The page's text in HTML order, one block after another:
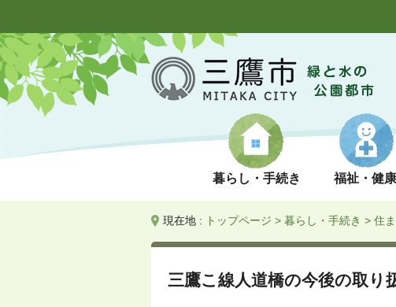
暮らし・手続き 福祉・健康
現在地 : トップページ > 暮らし・手続き > 住
三鷹こ線人道橋の今後の取り